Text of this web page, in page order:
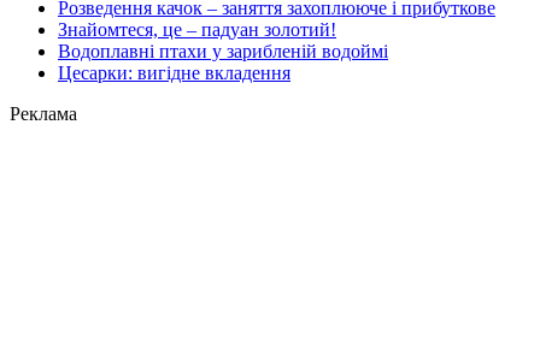
Розведення качок – заняття захоплююче і прибуткове
Знайомтеся, це – падуан золотий!
Водоплавні птахи у зарибленій водоймі
Цесарки: вигідне вкладення
Реклама